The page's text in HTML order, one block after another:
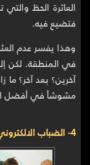
العاثرة الحظ
فتضيع فيه.
وهذا يفسر عدم
في المنطقة. لكن
آخرين؟ بعد آخر؟ ما
مشوشاً في أفضل
4- الضباب الالكتروني